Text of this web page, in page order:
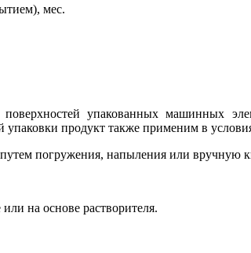
мес.
упакованных машинных
продукт также применим в
погружения, напыления или вручную
на основе растворителя.